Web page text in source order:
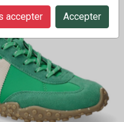
accepter Accepter